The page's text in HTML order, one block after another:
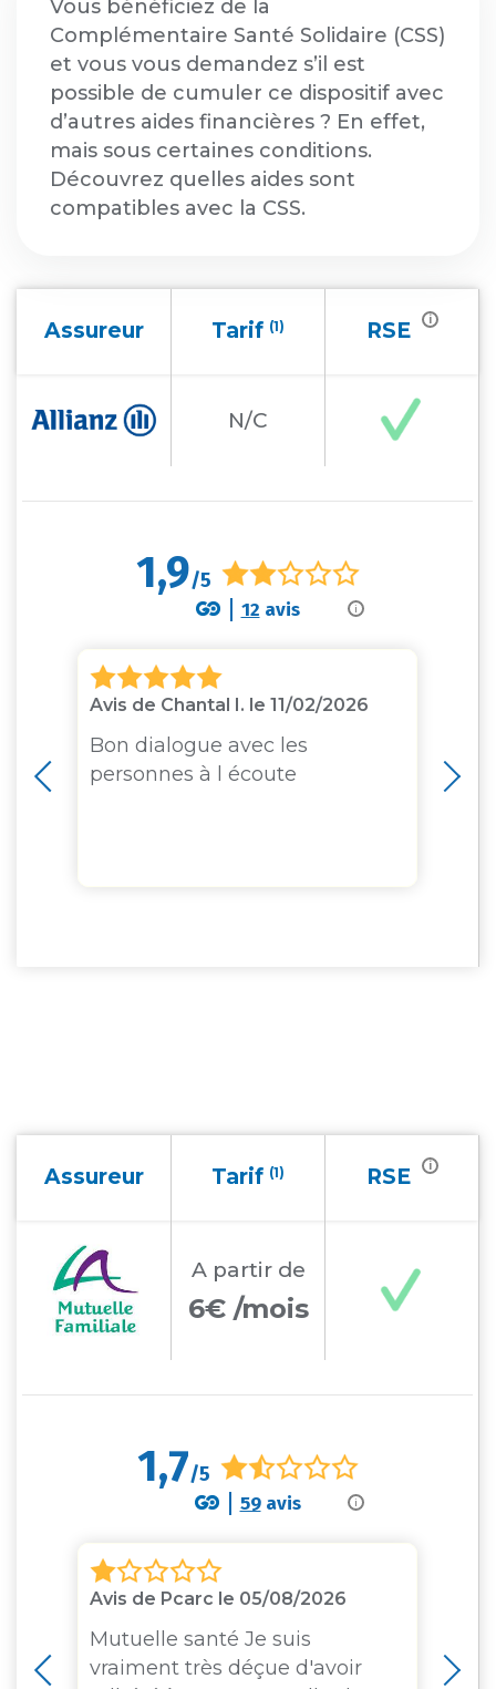
Vous bénéficiez de la
Complémentaire Santé Solidaire (CSS)
et vous vous demandez s’il est
possible de cumuler ce dispositif avec
d’autres aides financières ? En effet,
mais sous certaines conditions.
Découvrez quelles aides sont
compatibles avec la CSS.
Assureur Tarif (1) RSE i
N/C
i
1,9/5
12 avis
Avis de Chantal I. le 11/02/2026
Bon dialogue avec les
personnes à l écoute
Assureur Tarif (1) RSE i
A partir de
6€ /mois
i
1,7/5
59avis
Avis de Pcarc le 05/08/2026
Mutuelle santé Je suis
vraiment très déçue d'avoir